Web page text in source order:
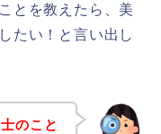
とを教えたら、美
たい！と言い出し
のこと